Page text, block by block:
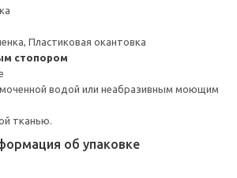
Пластиковая окантовка
стопором
водой или неабразивным моющим
тканью.
об упаковке